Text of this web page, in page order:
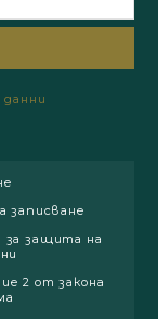
записване
за защита на
2 от закона